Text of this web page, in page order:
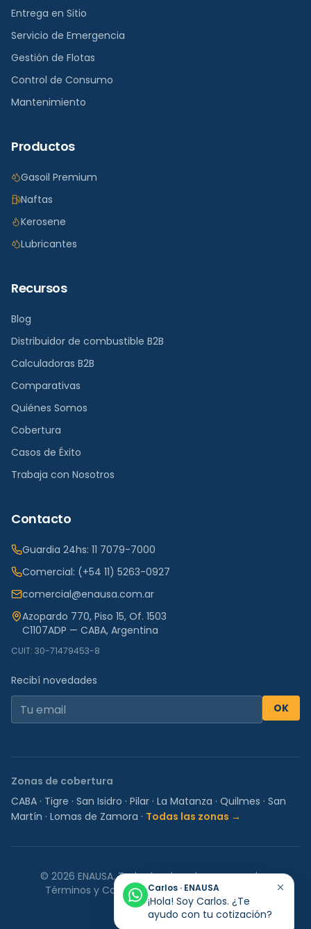
Entrega en Sitio
Servicio de Emergencia
Gestión de Flotas
Control de Consumo
Mantenimiento
Productos
Gasoil Premium
Naftas
Kerosene
Lubricantes
Recursos
Blog
Distribuidor de combustible B2B
Calculadoras B2B
Comparativas
Quiénes Somos
Cobertura
Casos de Éxito
Trabaja con Nosotros
Contacto
Guardia 24hs: 11 7079-7000
Comercial: (+54 11) 5263-0927
comercial@enausa.com.ar
Azopardo 770, Piso 15, Of. 1503
C1107ADP — CABA, Argentina
CUIT: 30-71479453-8
Recibí novedades
OK
Zonas de cobertura
CABA · Tigre · San Isidro · Pilar · La Matanza · Quilmes · San
Martín · Lomas de Zamora · Todas las zonas →
© 2026 ENAUSA.Todos los derechos reservados.
Términos y CondicionesPolítica de Privacidad
Carlos · ENAUSA
¡Hola! Soy Carlos. ¿Te
ayudo con tu cotización?